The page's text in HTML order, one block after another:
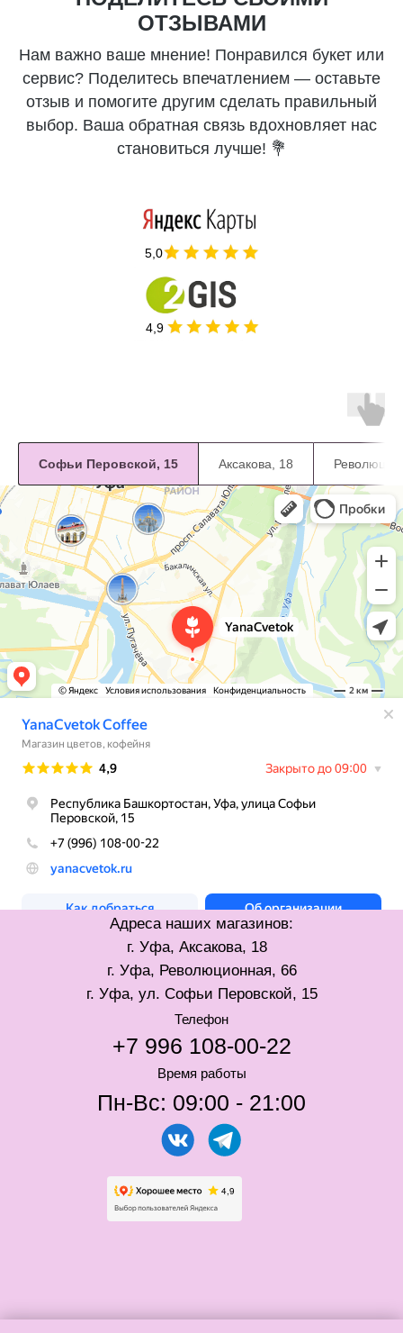
ОТЗЫВАМИ
Нам важно ваше мнение! Понравился букет или
сервис? Поделитесь впечатлением — оставьте
отзыв и помогите другим сделать правильный
выбор. Ваша обратная связь вдохновляет нас
становиться лучше! 💐
5,0
4,9
Софьи Перовской, 15 Аксакова, 18